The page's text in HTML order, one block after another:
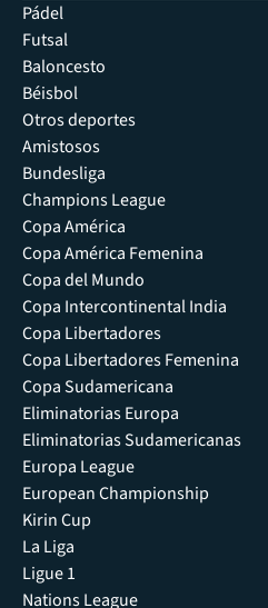
Pádel
Futsal
Baloncesto
Béisbol
Otros deportes
Amistosos
Bundesliga
Champions League
Copa América
Copa América Femenina
Copa del Mundo
Copa Intercontinental India
Copa Libertadores
Copa Libertadores Femenina
Copa Sudamericana
Eliminatorias Europa
Eliminatorias Sudamericanas
Europa League
European Championship
Kirin Cup
La Liga
Ligue 1
Nations League